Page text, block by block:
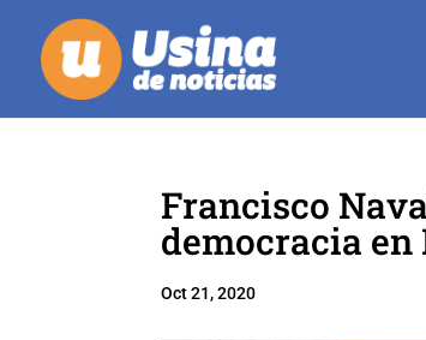
Francisco
democracia
Oct 21, 2020